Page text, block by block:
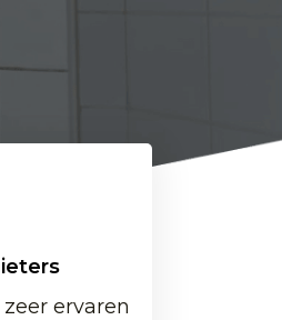
ervaren